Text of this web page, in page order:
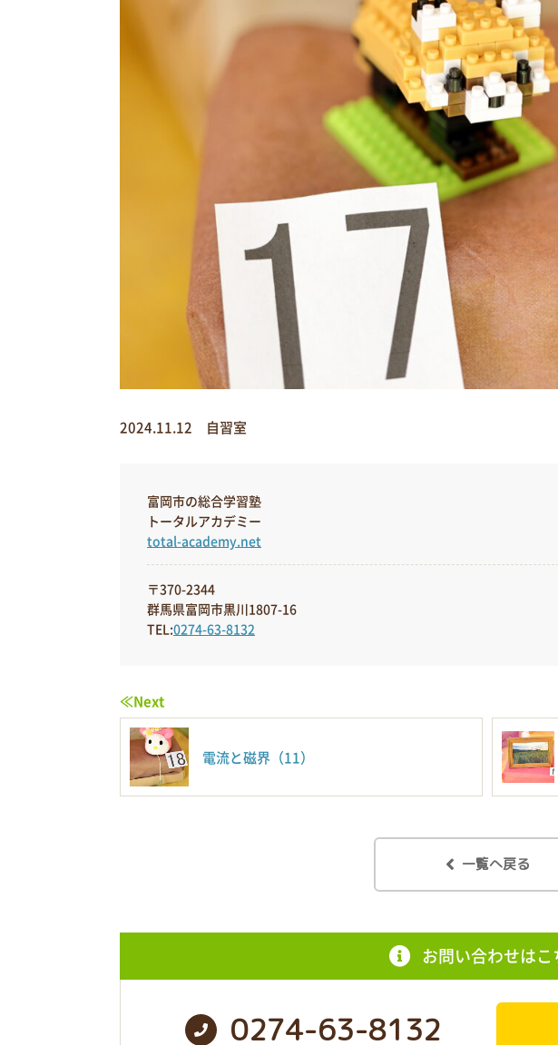
2024.11.12 自習室
富岡市の総合学習塾
トータルアカデミー
total-academy.net
〒370-2344
群馬県富岡市黒川1807-16
TEL:0274-63-8132
≪Next
電流と磁界（11）
一覧へ戻る
お問い合わせはこ
0274-63-8132